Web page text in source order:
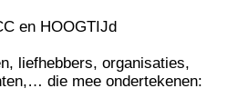
en HOOGTIJd
liefhebbers, organisaties,
die mee ondertekenen: